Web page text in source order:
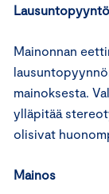
Lausuntopyyntö
Mainonnan
mainoksesta.
ylläpitää
olisivat
Mainos